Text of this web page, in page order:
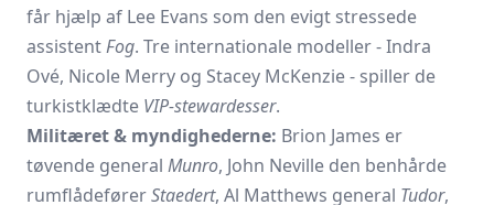
får hjælp af Lee Evans som den evigt stressede
assistentFog. Tre internationale modeller - Indra
Ové, Nicole Merry og Stacey McKenzie - spiller de
turkistklædte VIP-stewardesser.
Militæret & myndighederne: Brion James er
tøvende general Munro, John Neville den benhårde
rumflådeførerStaedert, Al Matthews general Tudor,